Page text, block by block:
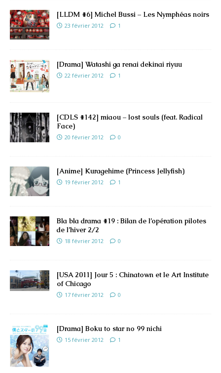
[LLDM #6] Michel Bussi – Les Nymphéas noirs
23 février 2012 1
[Drama] Watashi ga renai dekinai riyuu
22 février 2012 1
[CDLS #142] miaou – lost souls (feat. Radical
Face)
20 février 2012 0
[Anime] Kuragehime (Princess Jellyfish)
19 février 2012 1
Bla bla drama #19 : Bilan de l’opération pilotes
de l’hiver 2/2
18 février 2012 0
[USA 2011] Jour 5 : Chinatown et le Art Institute
of Chicago
17 février 2012 0
[Drama] Boku to star no 99 nichi
15 février 2012 1